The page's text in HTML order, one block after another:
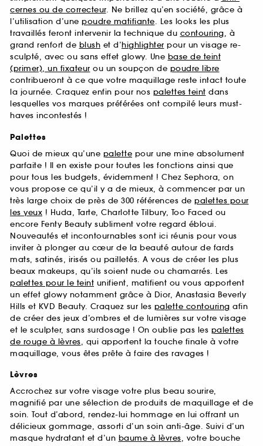
cernes ou de correcteur. Ne brillez qu’en société, grâce à
l’utilisation d’une poudre matifiante. Les looks les plus
travaillés feront intervenir la technique du contouring, à
grand renfort de blush et d’highlighter pour un visage re-
sculpté, avec ou sans effet glowy. Une base de teint
(primer), un fixateur ou un soupçon de poudre libre
contribueront à ce que votre maquillage reste intact toute
la journée. Craquez enfin pour nos palettes teint dans
lesquelles vos marques préférées ont compilé leurs must-
haves incontestés !
Palettes
Quoi de mieux qu’une palette pour une mine absolument
parfaite ! Il en existe pour toutes les fonctions ainsi que
pour tous les budgets, évidemment ! Chez Sephora, on
vous propose ce qu’il y a de mieux, à commencer par un
très large choix de près de 300 références de palettes pour
les yeux ! Huda, Tarte, Charlotte Tilbury, Too Faced ou
encore Fenty Beauty subliment votre regard ébloui.
Nouveautés et incontournables sont ici réunis pour vous
inviter à plonger au cœur de la beauté autour de fards
mats, satinés, irisés ou pailletés. A vous de créer les plus
beaux makeups, qu’ils soient nude ou chamarrés. Les
palettes pour le teint unifient, matifient ou vous apportent
un effet glowy notamment grâce à Dior, Anastasia Beverly
Hills et KVD Beauty. Craquez sur les palette contouring afin
de créer des jeux d’ombres et de lumières sur votre visage
et le sculpter, sans surdosage ! On oublie pas les palettes
de rouge à lèvres, qui apportent la touche finale à votre
maquillage, vous êtes prête à faire des ravages !
Lèvres
Accrochez sur votre visage votre plus beau sourire,
magnifié par une sélection de produits de maquillage et de
soin. Tout d’abord, rendez-lui hommage en lui offrant un
délicieux gommage, assorti d’un soin anti-âge. Suivi d’un
masque hydratant et d’un baume à lèvres, votre bouche